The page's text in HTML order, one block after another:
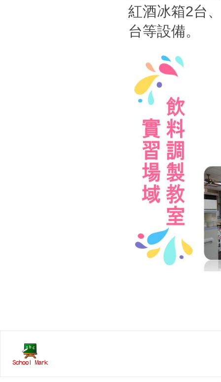
紅酒冰箱2台
台等設備。